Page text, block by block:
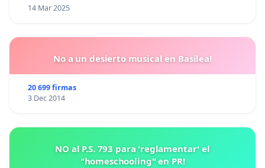
14 Mar 2025
No a un desierto musical en Basilea!
20 699 firmas
3 Dec 2014
NO al P.S. 793 para 'reglamentar' el
"homeschooling" en PR!